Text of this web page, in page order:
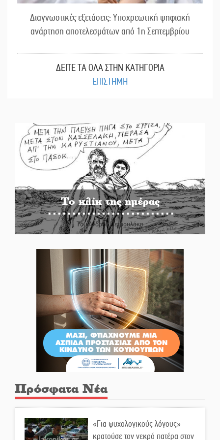
Διαγνωστικές εξετάσεις: Υποχρεωτική ψηφιακή
ανάρτηση αποτελεσμάτων από 1η Σεπτεμβρίου
ΔΕΙΤΕ ΤΑ ΟΛΑ ΣΤΗΝ ΚΑΤΗΓΟΡΙΑ
ΕΠΙΣΤΗΜΗ
Το κλίκ της ημέρας
Του Ανδρέα Πετρουλάκη
Πρόσφατα Νέα
«Για ψυχολογικούς λόγους»
κρατούσε τον νεκρό πατέρα στον